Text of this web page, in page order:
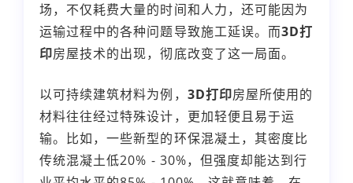
场，不仅耗费大量的时间和人力，还可能因为
运输过程中的各种问题导致施工延误。而3D打
印房屋技术的出现，彻底改变了这一局面。
以可持续建筑材料为例， 3D打印房屋所使用的
材料往往经过特殊设计，更加轻便且易于运
输。比如，一些新型的环保混凝土，其密度比
传统混凝土低20% - 30%，但强度却能达到行